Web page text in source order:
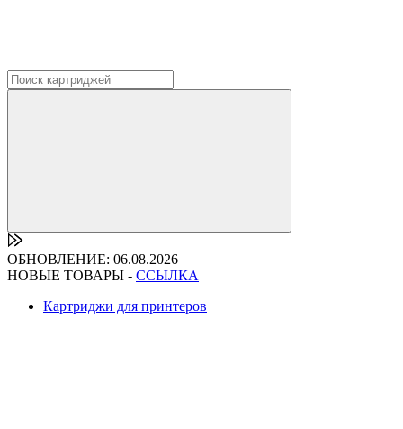
ОБНОВЛЕНИЕ: 06.08.2026
НОВЫЕ ТОВАРЫ - ССЫЛКА
Картриджи для принтеров